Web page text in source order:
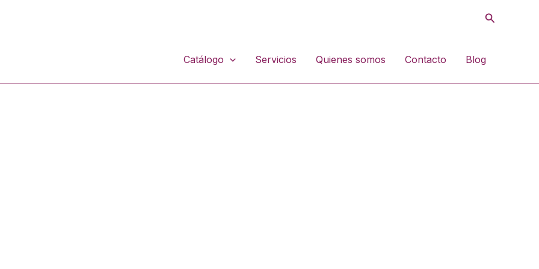
Buscar
Catálogo Servicios Quienes somos Contacto Blog